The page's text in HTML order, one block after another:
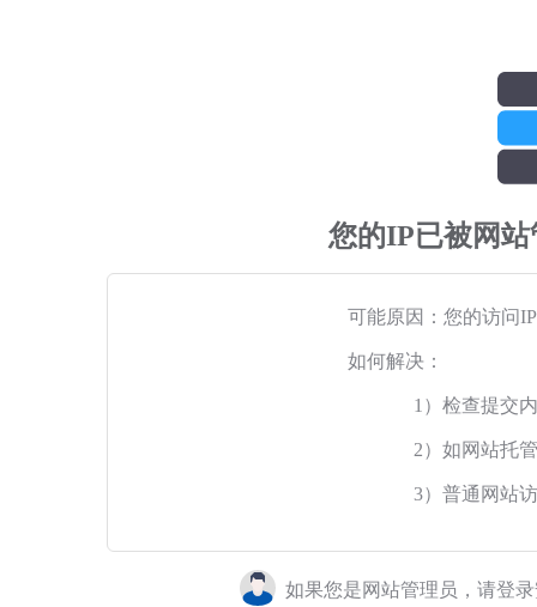
您的IP已被网
可能原因：您的访问
如何解决：
1）检查提交
2）如网站托
3）普通网站
如果您是网站管理员，请登